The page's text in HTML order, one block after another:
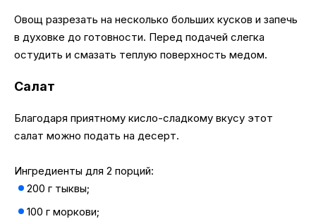
Овощ разрезать на несколько больших кусков и запечь
в духовке до готовности. Перед подачей слегка
остудить и смазать теплую поверхность медом.
Салат
Благодаря приятному кисло-сладкому вкусу этот
салат можно подать на десерт.
Ингредиенты для 2 порций:
200 г тыквы;
100 г моркови;